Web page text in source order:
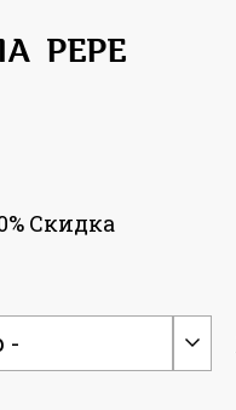
PEPE
Скидка
-